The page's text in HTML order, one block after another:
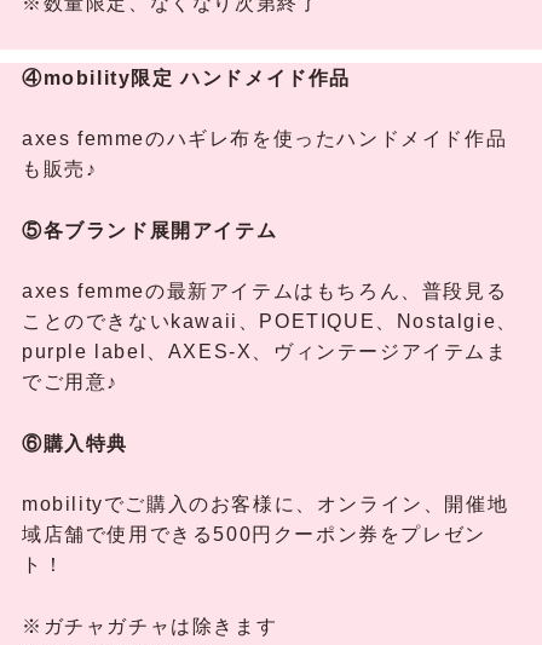
④mobility限定 ハンドメイド作品
axes femmeのハギレ布を使ったハンドメイド作品
も販売♪
⑤各ブランド展開アイテム
axes femmeの最新アイテムはもちろん、普段見る
ことのできないkawaii、POETIQUE、Nostalgie、
purple label、AXES-X、ヴィンテージアイテムま
でご用意♪
⑥購入特典
mobilityでご購入のお客様に、オンライン、開催地
域店舗で使用できる500円クーポン券をプレゼン
ト！
※ガチャガチャは除きます